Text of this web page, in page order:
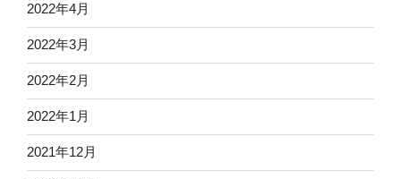
2022年4月
2022年3月
2022年2月
2022年1月
2021年12月